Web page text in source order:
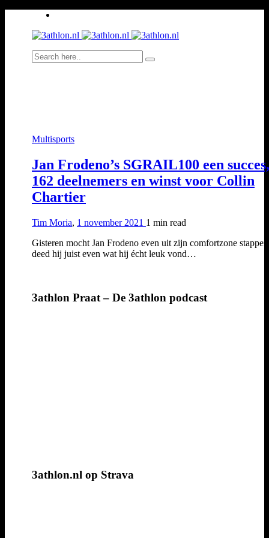
Multisports
Jan Frodeno’s SGRAIL100 een succes,
162 deelnemers en winst voor Collin
Chartier
Tim Moria, 1 november 2021 1 min read
Gisteren mocht Jan Frodeno even uit zijn comfortzone
deed hij juist even wat hij écht leuk vond…
3athlon Praat – De 3athlon podcast
3athlon.nl op Strava